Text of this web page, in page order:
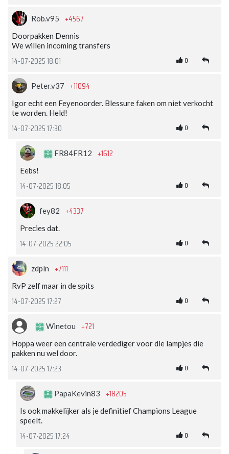
Rob.v95 +4567
Doorpakken Dennis
We willen incoming transfers
14-07-2025 18:01 0
Peter.v37 +11094
Igor echt een Feyenoorder. Blessure faken om niet verkocht
te worden. Held!
14-07-2025 17:30 0
FR84FR12 +1612
Eebs!
14-07-2025 18:05 0
fey82 +4337
Precies dat.
14-07-2025 22:05 0
zdpln +7111
RvP zelf maar in de spits
14-07-2025 17:27 0
Winetou +721
Hoppa weer een centrale verdediger voor die lampjes die
pakken nu wel door.
14-07-2025 17:23 0
PapaKevin83 +18205
Is ook makkelijker als je definitief Champions League
speelt.
14-07-2025 17:24 0